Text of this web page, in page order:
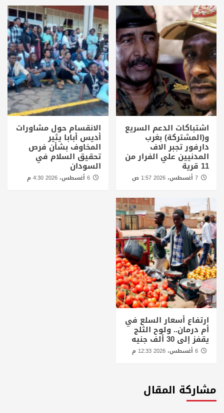
اشتباكات الدعم السريع
و(المشتركة) بغرب
دارفور تجبر الاف
المدنيين علي الفرار من
11 قرية
الانقسام حول مشاورات
أديس أبابا يثير
المخاوف بشأن فرص
تحقيق السلام في
السودان
6 أغسطس، 2026 4:30 م
ارتفاع أسعار السلع في
أم درمان.. ولوح الثلج
يقفز إلى 30 ألف جنيه
مشاركة المقال